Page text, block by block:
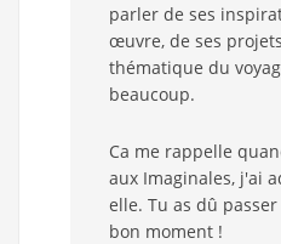
parler de ses
œuvre, de ses
thématique du
beaucoup.
Ca me rappelle
aux Imaginales, j'ai
elle. Tu as dû
bon moment !